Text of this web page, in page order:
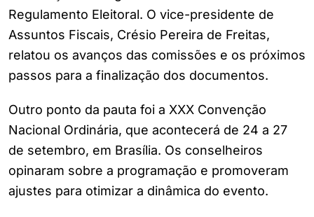
Regulamento Eleitoral. O vice-presidente de
Assuntos Fiscais, Crésio Pereira de Freitas,
relatou os avanços das comissões e os próximos
passos para a finalização dos documentos.
Outro ponto da pauta foi a XXX Convenção
Nacional Ordinária, que acontecerá de 24 a 27
de setembro, em Brasília. Os conselheiros
opinaram sobre a programação e promoveram
ajustes para otimizar a dinâmica do evento.